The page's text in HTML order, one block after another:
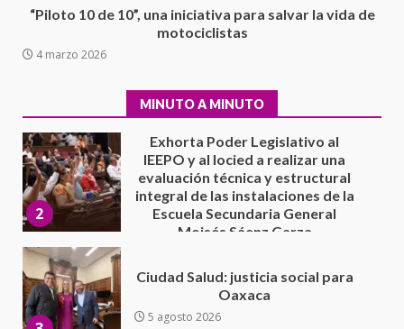
“Piloto 10 de 10”, una iniciativa para salvar la vida de
motociclistas
4 marzo 2026
MINUTO A MINUTO
Exhorta Poder Legislativo al
Escuela Secundaria General
Moisés Sáenz Garza
5 agosto 2026
3
Ciudad Salud: justicia social para
Oaxaca
5 agosto 2026
con el Gobernador Salomón Jara
Cruz reafirma la consolidación
de la transformación en